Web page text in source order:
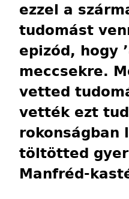
ezzel a
tudomást
epizód, hogy
meccsekre.
vetted
vették ezt
rokonságban
töltötted
Manfréd-